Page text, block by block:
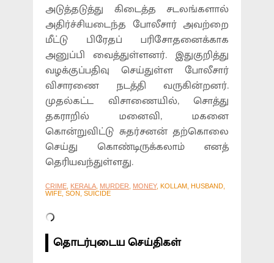
அடுத்தடுத்து கிடைத்த சடலங்களால்
அதிர்ச்சியடைந்த போலீசார் அவற்றை
மீட்டு பிரேதப் பரிசோதனைக்காக
அனுப்பி வைத்துள்ளனர். இதுகுறித்து
வழக்குப்பதிவு செய்துள்ள போலீசார்
விசாரணை நடத்தி வருகின்றனர்.
முதல்கட்ட விசாணையில், சொத்து
தகராறில் மனைவி, மகனை
கொன்றுவிட்டு சுதர்சனன் தற்கொலை
செய்து கொண்டிருக்கலாம் எனத்
தெரியவந்துள்ளது.
CRIME, KERALA, MURDER, MONEY, KOLLAM, HUSBAND,
WIFE, SON, SUICIDE
தொடர்புடைய செய்திகள்